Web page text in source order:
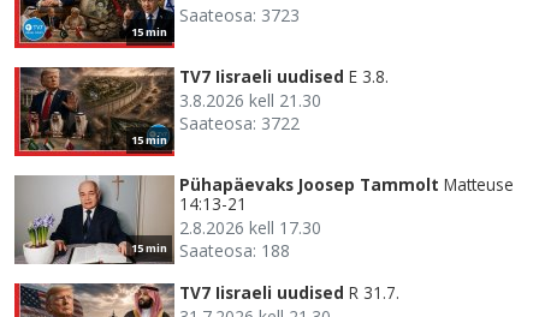
15 min
Saateosa: 3723
15 min
TV7 Iisraeli uudised E 3.8.
3.8.2026 kell 21.30
Saateosa: 3722
15 min
Pühapäevaks Joosep Tammolt Matteuse
14:13-21
2.8.2026 kell 17.30
Saateosa: 188
TV7 Iisraeli uudised R 31.7.